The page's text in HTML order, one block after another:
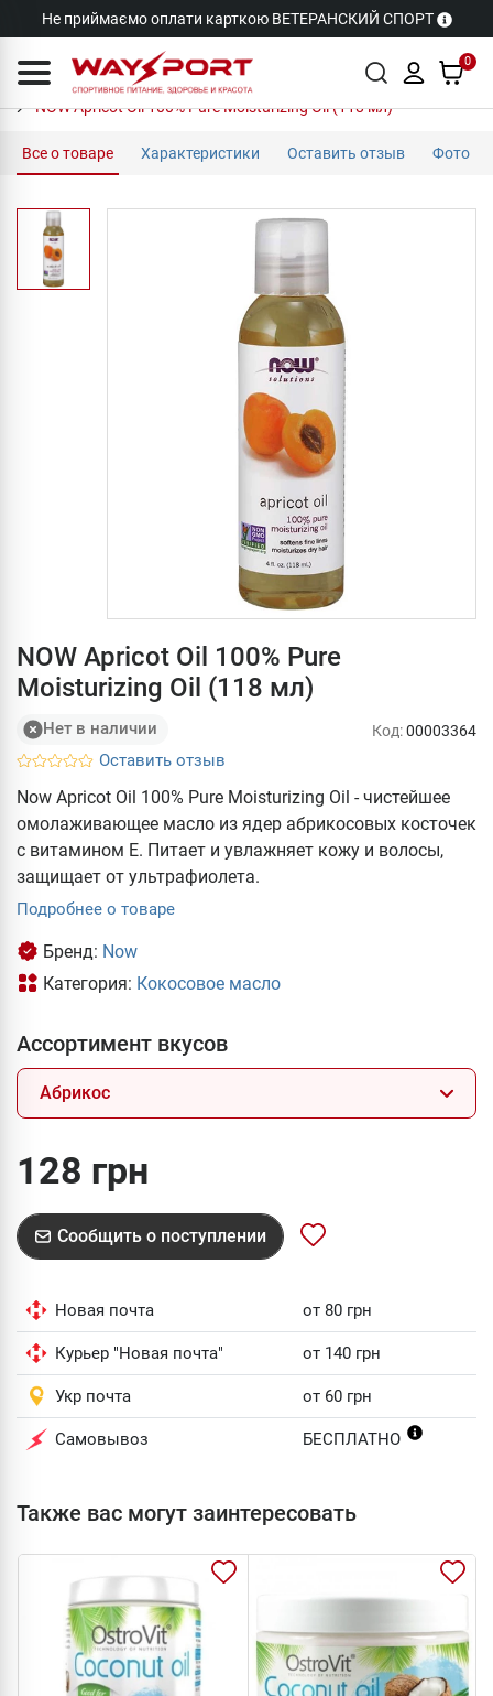
Не приймаємо оплати карткою ВЕТЕРАНСКИЙ СПОРТ
0
NOW Apricot Oil 100% Pure Moisturizing Oil (118 мл)
Все о товаре Характеристики Оставить отзыв Фото
NOW Apricot Oil 100% Pure
Moisturizing Oil (118 мл)
Нет в наличии
Оставить отзыв
Код:00003364
Now Apricot Oil 100% Pure Moisturizing Oil - чистейшее
омолаживающее масло из ядер абрикосовых косточек
с витамином Е. Питает и увлажняет кожу и волосы,
защищает от ультрафиолета.
Подробнее о товаре
Бренд: Now
Категория: Кокосовое масло
Ассортимент вкусов
Абрикос
128 грн
Сообщить о поступлении
Новая почта от 80 грн
Курьер "Новая почта" от 140 грн
Укр почта от 60 грн
Самовывоз БЕСПЛАТНО
Также вас могут заинтересовать